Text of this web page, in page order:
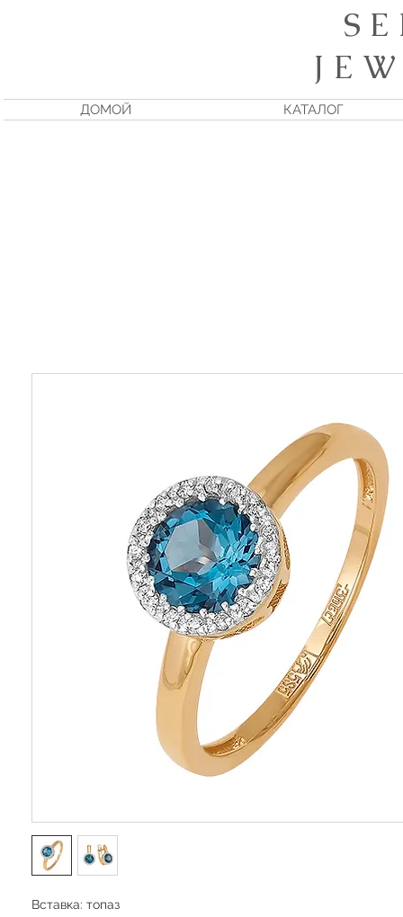
S
J E
ДОМОЙ КАТАЛОГ
Вставка: топаз